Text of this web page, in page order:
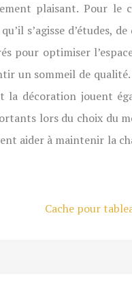
plaisant. Pour le
s’agisse d’études,
pour optimiser
sommeil de qualité.
la décoration jouent
lors du choix du
aider à maintenir la
Cache pour